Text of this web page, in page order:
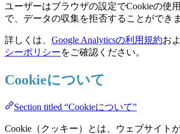
ユーザーはブラウザの設定でCookieの使
で、データの収集を拒否することができま
詳しくは、 Google Analyticsの利用規約お
シーポリシーをご確認ください。
Cookieについて
Section titled “Cookieについて”
Cookie（クッキー）とは、ウェブサイト